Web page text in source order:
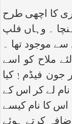
کا اچھی طرح
۔ وہاں فلپ
موجود تھا ۔
ملاح کو اسے
جون فیڈم ! کیا
نام لے کر اس کے
اس کا نام کیسے